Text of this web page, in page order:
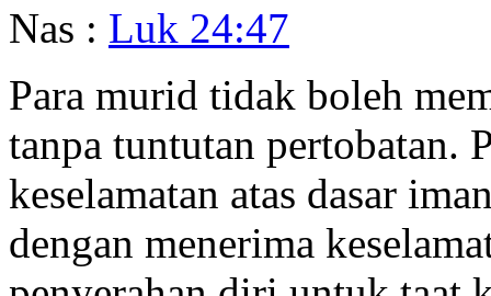
Nas : Luk 24:47
Para murid tidak boleh
tanpa tuntutan pertobatan.
keselamatan atas dasar
dengan menerima